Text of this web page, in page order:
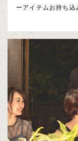
ーアイテムお持ち